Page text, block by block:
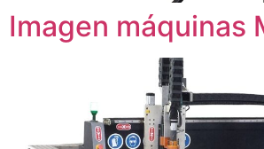
Imagen máquinas